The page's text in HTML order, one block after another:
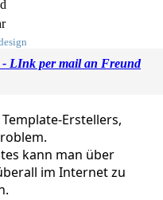
- LInk per mail an Freund
Erstellers,
kann man über
im Internet zu